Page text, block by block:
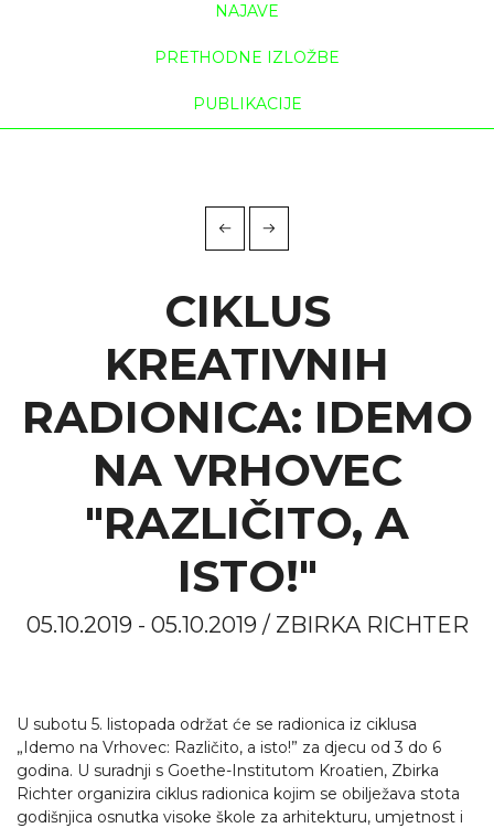
NAJAVE
PRETHODNE IZLOŽBE
PUBLIKACIJE
CIKLUS
KREATIVNIH
RADIONICA: IDEMO
NA VRHOVEC
"RAZLIČITO, A
ISTO!"
05.10.2019 - 05.10.2019 / ZBIRKA RICHTER
U subotu 5. listopada održat će se radionica iz ciklusa
„Idemo na Vrhovec: Različito, a isto!” za djecu od 3 do 6
godina. U suradnji s Goethe-Institutom Kroatien, Zbirka
Richter organizira ciklus radionica kojim se obilježava stota
godišnjica osnutka visoke škole za arhitekturu, umjetnost i